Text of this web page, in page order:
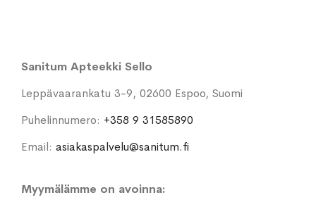
Sanitum Apteekki Sello
Leppävaarankatu 3-9, 02600 Espoo, Suomi
Puhelinnumero: +358 9 31585890
Email: asiakaspalvelu@sanitum.fi
Myymälämme on avoinna: